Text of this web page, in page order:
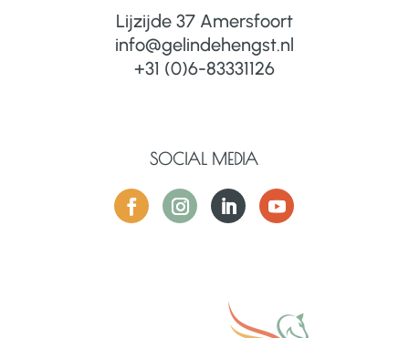
Lijzijde 37 Amersfoort
info@gelindehengst.nl
+31 (0)6-83331126
SOCIAL MEDIA